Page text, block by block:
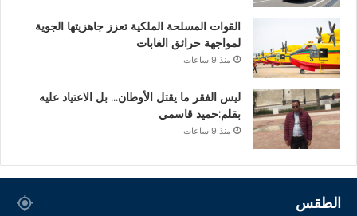
القوات المسلحة الملكية تعزز جاهزيتها الجوية
لمواجهة حرائق الغابات
منذ 9 ساعات
ليس الفقر ما يقتل الأوطان… بل الاعتياد عليه
بقلم:حميد قاسمي
منذ 9 ساعات
الطقس